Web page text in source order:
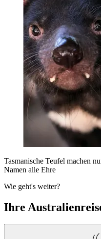
Tasmanische Teufel machen
Namen alle Ehre
Wie geht's weiter?
Ihre